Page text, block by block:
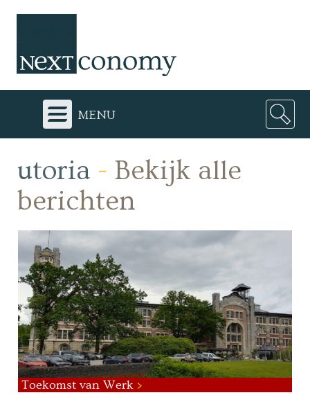
menu
utoria - Bekijk alle
berichten
Toekomst van Werk